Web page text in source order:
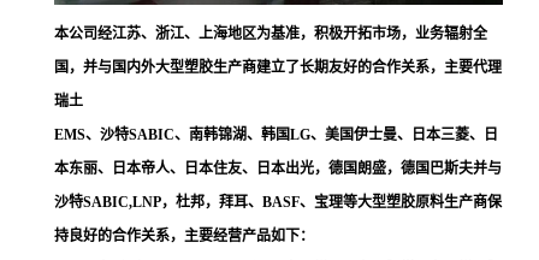
本公司经江苏、浙江、上海地区为基准，积极开拓市场，业务辐射全
国，并与国内外大型塑胶生产商建立了长期友好的合作关系，主要代理
瑞土
EMS、沙特SABIC、南韩锦湖、韩国LG、美国伊士曼、日本三菱、日
本东丽、日本帝人、日本住友、日本出光，德国朗盛，德国巴斯夫并与
沙特SABIC,LNP，杜邦，拜耳、BASF、宝理等大型塑胶原料生产商保
持良好的合作关系，主要经营产品如下：